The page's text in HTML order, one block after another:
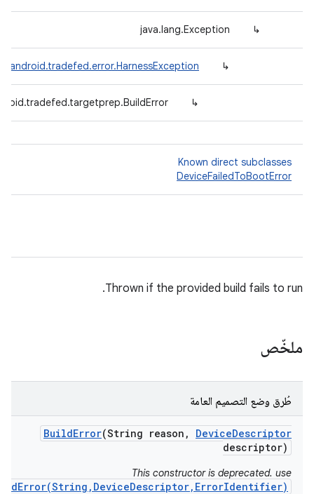
↳
java.lang.Exception
↳
↳
Known direct subclasses
DeviceFailedToBootError
Thrown if the provided build fails to run.
ملخّص
طُرق وضع التصميم العامة
BuildError(String reason , DeviceDescriptor
descriptor)
This constructor is deprecated. use